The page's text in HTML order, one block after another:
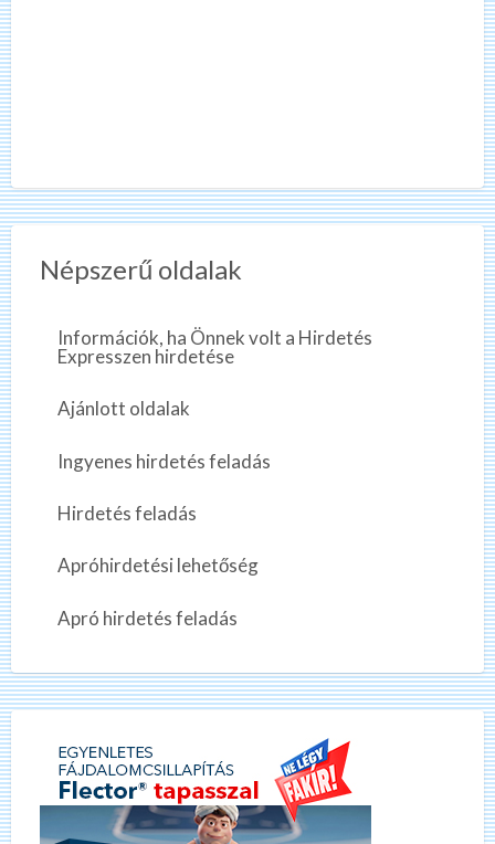
Népszerű oldalak
Információk, ha Önnek volt a Hirdetés
Expresszen hirdetése
Ajánlott oldalak
Ingyenes hirdetés feladás
Hirdetés feladás
Apróhirdetési lehetőség
Apró hirdetés feladás